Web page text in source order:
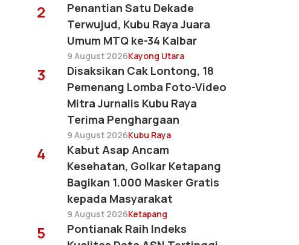
2
Penantian Satu Dekade
Terwujud, Kubu Raya Juara
Umum MTQ ke-34 Kalbar
9 August 2026Kayong Utara
3
Disaksikan Cak Lontong, 18
Pemenang Lomba Foto-Video
Mitra Jurnalis Kubu Raya
Terima Penghargaan
9 August 2026Kubu Raya
4
Kabut Asap Ancam
Kesehatan, Golkar Ketapang
Bagikan 1.000 Masker Gratis
kepada Masyarakat
9 August 2026Ketapang
5
Pontianak Raih Indeks